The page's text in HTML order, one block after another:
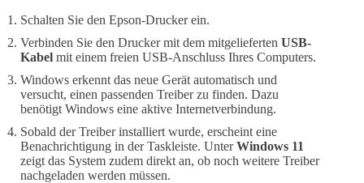
Schalten Sie den Epson-Drucker ein.
Verbinden Sie den Drucker mit dem mitgelieferten USB-
Kabel mit einem freien USB-Anschluss Ihres Computers.
Windows erkennt das neue Gerät automatisch und
versucht, einen passenden Treiber zu finden. Dazu
benötigt Windows eine aktive Internetverbindung.
Sobald der Treiber installiert wurde, erscheint eine
Benachrichtigung in der Taskleiste. UnterWindows 11
zeigt das System zudem direkt an, ob noch weitere Treiber
nachgeladen werden müssen.